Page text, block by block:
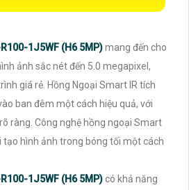
1J5WF (H6 5MP)mang đến cho
ảnh sắc nét đến 5.0 megapixel,
giá rẻ. Hồng Ngoại Smart IR tích
ban đêm một cách hiệu quả, với
ràng. Công nghệ hồng ngoại Smart
tạo hình ảnh trong bóng tối một cách
1J5WF (H6 5MP)có khả năng